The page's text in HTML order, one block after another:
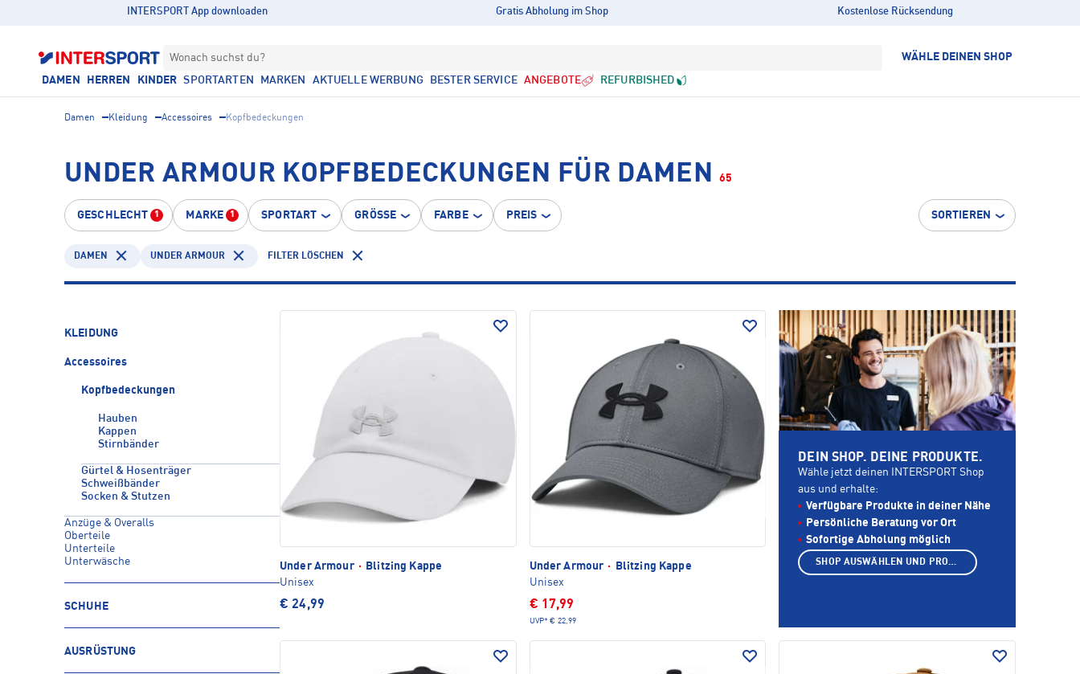
INTERSPORT App downloaden Gratis Abholung im Shop Kostenlose Rücksendung
Wonach suchst du? WÄHLE DEINEN SHOP
DAMEN HERREN KINDER SPORTARTEN MARKEN AKTUELLE WERBUNG BESTER SERVICE ANGEBOTE REFURBISHED
Damen Kleidung Accessoires Kopfbedeckungen
UNDER ARMOUR KOPFBEDECKUNGEN FÜR DAMEN 65
GESCHLECHT 1 MARKE 1 SPORTART GRÖSSE FARBE PREIS SORTIEREN
DAMEN UNDER ARMOUR FILTER LÖSCHEN
KLEIDUNG
Accessoires
Kopfbedeckungen
Hauben
Kappen
Stirnbänder
Gürtel & Hosenträger
Schweißbänder
Socken & Stutzen
Anzüge & Overalls
Oberteile
Unterteile
Unterwäsche
SCHUHE
AUSRÜSTUNG
Under Armour ·
Blitzing Kappe
Unisex
€ 24,99
Under Armour ·
Blitzing Kappe
Unisex
€ 17,99
UVP* € 22,99
DEIN SHOP. DEINE PRODUKTE.
Wähle jetzt deinen INTERSPORT Shop
aus und erhalte:
Verfügbare Produkte in deiner Nähe
Persönliche Beratung vor Ort
Sofortige Abholung möglich
SHOP AUSWÄHLEN UND PRODUKTE ANZEIGEN